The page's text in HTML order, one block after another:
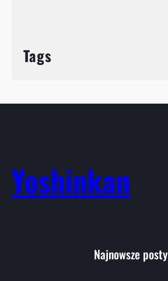
Tags
Yoshinkan
Najnowsze posty